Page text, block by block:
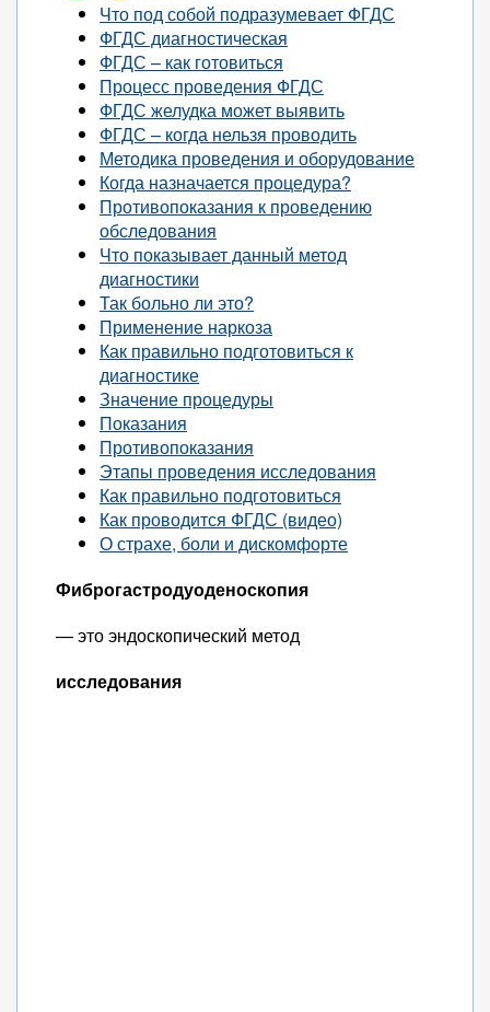
Что под собой подразумевает ФГДС
ФГДС диагностическая
ФГДС – как готовиться
Процесс проведения ФГДС
ФГДС желудка может выявить
ФГДС – когда нельзя проводить
Методика проведения и оборудование
Когда назначается процедура?
Противопоказания к проведению
обследования
Что показывает данный метод
диагностики
Так больно ли это?
Применение наркоза
Как правильно подготовиться к
диагностике
Значение процедуры
Показания
Противопоказания
Этапы проведения исследования
Как правильно подготовиться
Как проводится ФГДС (видео)
О страхе, боли и дискомфорте
Фиброгастродуоденоскопия
— это эндоскопический метод
исследования